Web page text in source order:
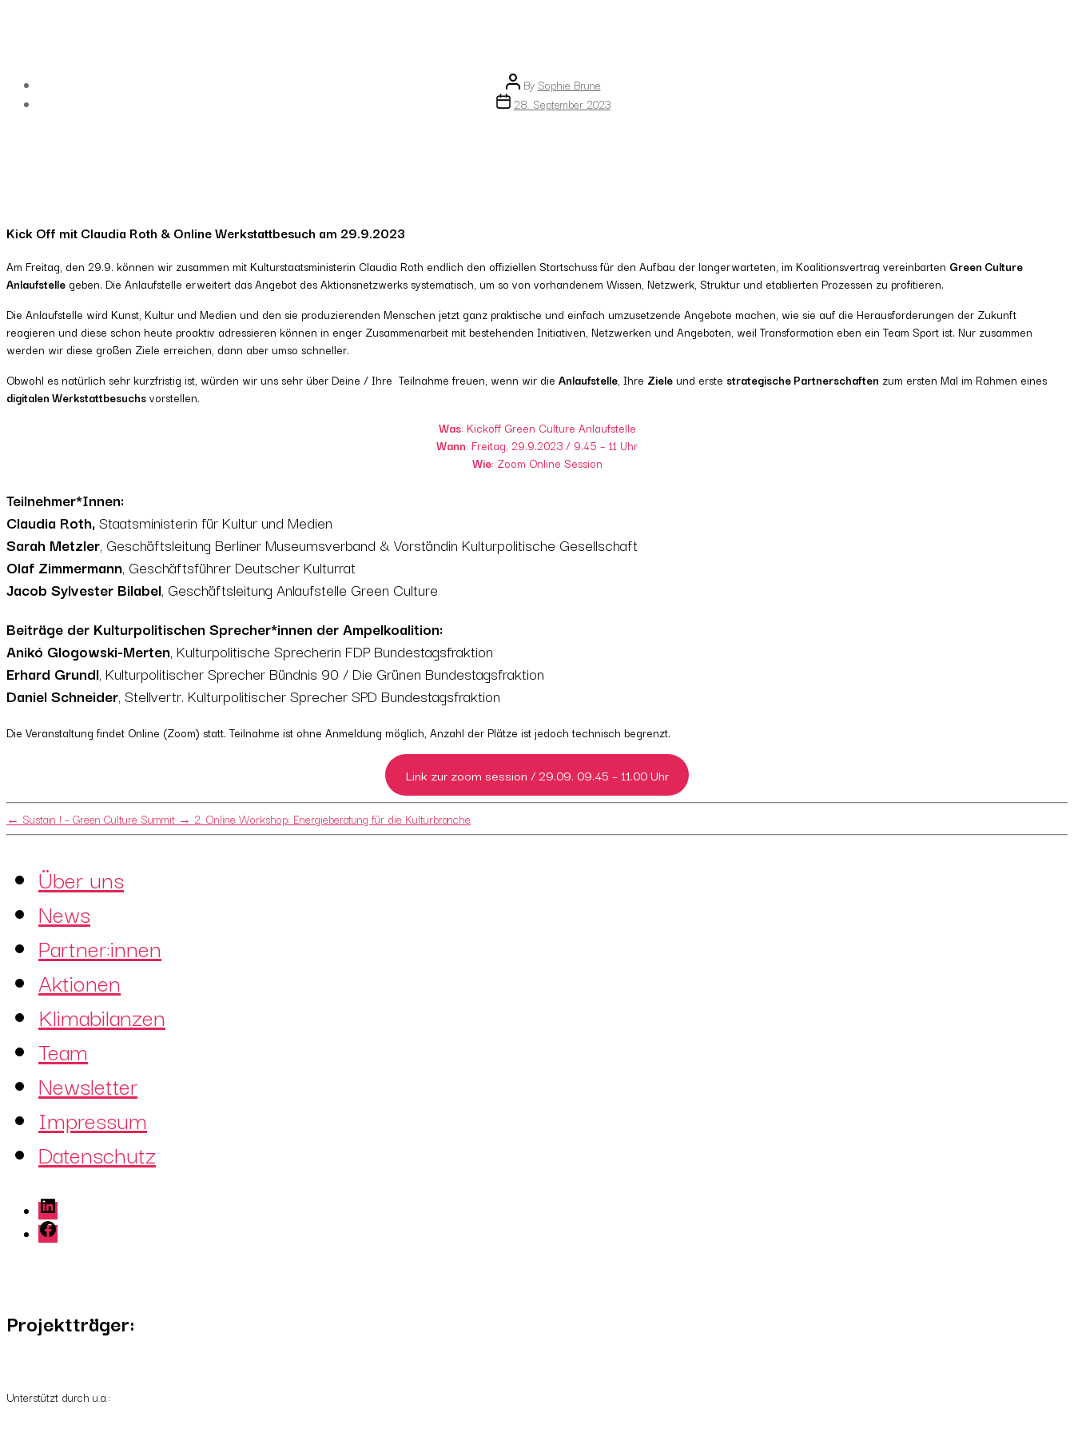
Post
author
By Sophie Brune
Post28. September 2023
Kick Off mit Claudia Roth & Online Werkstattbesuch am 29.9.2023
Am Freitag, den 29.9. können wir zusammen mit Kulturstaatsministerin Claudia Roth endlich den offiziellen Startschuss für den Aufbau der langerwarteten, im Koalitionsvertrag vereinbarten Green Culture
Anlaufstelle geben. Die Anlaufstelle erweitert das Angebot des Aktionsnetzwerks systematisch, um so von vorhandenem Wissen, Netzwerk, Struktur und etablierten Prozessen zu profitieren.
Die Anlaufstelle wird Kunst, Kultur und Medien und den sie produzierenden Menschen jetzt ganz praktische und einfach umzusetzende Angebote machen, wie sie auf die Herausforderungen der Zukunft
reagieren und diese schon heute proaktiv adressieren können in enger Zusammenarbeit mit bestehenden Initiativen, Netzwerken und Angeboten, weil Transformation eben ein Team Sport ist. Nur zusammen
werden wir diese großen Ziele erreichen, dann aber umso schneller.
Obwohl es natürlich sehr kurzfristig ist, würden wir uns sehr über Deine / Ihre Teilnahme freuen, wenn wir die Anlaufstelle, Ihre Zieleund erste strategische Partnerschaften zum ersten Mal im Rahmen eines
digitalen Werkstattbesuchsvorstellen.
Was: Kickoff Green Culture Anlaufstelle
Wann: Freitag, 29.9.2023 / 9.45 – 11 Uhr
Wie: Zoom Online Session
Teilnehmer*Innen:
Claudia Roth, Staatsministerin für Kultur und Medien
Sarah Metzler, Geschäftsleitung Berliner Museumsverband & Vorständin Kulturpolitische Gesellschaft
Olaf Zimmermann, Geschäftsführer Deutscher Kulturrat
Jacob Sylvester Bilabel, Geschäftsleitung Anlaufstelle Green Culture
Beiträge der Kulturpolitischen Sprecher*innen der Ampelkoalition:
Anikó Glogowski-Merten, Kulturpolitische Sprecherin FDP Bundestagsfraktion
Erhard Grundl, Kulturpolitischer Sprecher Bündnis 90 / Die Grünen Bundestagsfraktion
Daniel Schneider, Stellvertr. Kulturpolitischer Sprecher SPD Bundestagsfraktion
Die Veranstaltung findet Online (Zoom) statt. Teilnahme ist ohne Anmeldung möglich, Anzahl der Plätze ist jedoch technisch begrenzt.
Link zur zoom session / 29.09. 09.45 – 11.00 Uhr
← Sustain ! – Green Culture Summit → 2. Online Workshop: Energieberatung für die Kulturbranche
Über uns
News
Partner:innen
Aktionen
Klimabilanzen
Team
Newsletter
Impressum
Datenschutz
LinkedIn
Facebook
Projektträger:
Unterstützt durch u.a.: